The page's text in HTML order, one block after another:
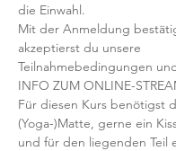
die Einwahl.
Mit der Anmeldung
akzeptierst du unsere
Teilnahmebedingungen
INFO ZUM ONLINE-
Für diesen Kurs benötigst
(Yoga-)Matte, gerne ein
und für den liegenden Teil